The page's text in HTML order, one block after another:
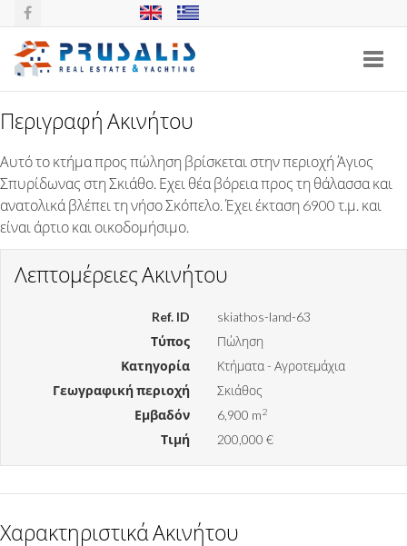
ΚΤΗΜΑ ΣΤΟΝ ΑΓΙΟ ΣΠΥΡΙΔΩΝΑ,
ΣΚΙΑΘΟΣ
Περιγραφή Ακινήτου
Αυτό το κτήμα προς πώληση βρίσκεται στην περιοχή Άγιος
Σπυρίδωνας στη Σκιάθο. Εχει θέα βόρεια προς τη θάλασσα και
ανατολικά βλέπει τη νήσο Σκόπελο. Έχει έκταση 6900 τ.μ. και
είναι άρτιο και οικοδομήσιμο.
Λεπτομέρειες Ακινήτου
Ref. ID
skiathos-land-63
Τύπος
Πώληση
Κατηγορία
Κτήματα - Αγροτεμάχια
Γεωγραφική περιοχή
Σκιάθος
Εμβαδόν
6,900 m2
Τιμή 200,000 €
Χαρακτηριστικά Ακινήτου